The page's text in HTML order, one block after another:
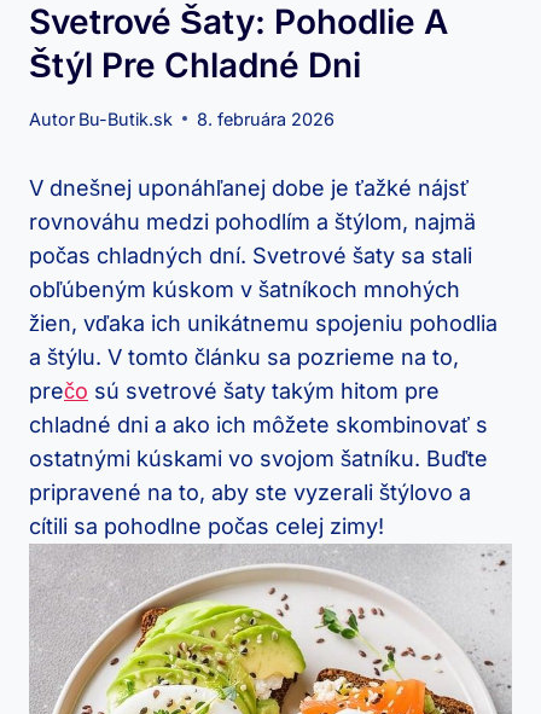
Svetrové Šaty: Pohodlie A
Štýl Pre Chladné Dni
Autor Bu-Butik.sk 8. februára 2026
V⁣ dnešnej uponáhľanej dobe je ťažké nájsť
rovnováhu medzi pohodlím a ⁤štýlom, najmä
počas⁣ chladných ‌dní. Svetrové šaty ‍sa stali
obľúbeným kúskom‌ v ‌šatníkoch ⁢mnohých‌
žien, ​vďaka⁣ ich ⁣unikátnemu ⁣spojeniu ⁤pohodlia
a štýlu. V tomto článku sa pozrieme⁢ na to, ​
prečo ​ sú svetrové šaty ⁢takým hitom pre
chladné dni​ a ako ich môžete skombinovať s⁤
ostatnými kúskami vo svojom šatníku. Buďte
pripravené⁣ na⁣ to, aby ​ste vyzerali štýlovo a
cítili sa pohodlne počas celej zimy!